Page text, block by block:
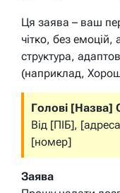
Ця заява – ваш
чітко, без
структура,
(наприклад,
Голові [Назва]
Від [ПІБ],
[номер]
Заява